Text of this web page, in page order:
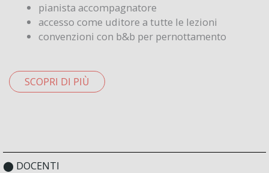
pianista accompagnatore
accesso come uditore a tutte le lezioni
convenzioni con b&b per pernottamento
SCOPRI DI PIÙ
⬤ DOCENTI